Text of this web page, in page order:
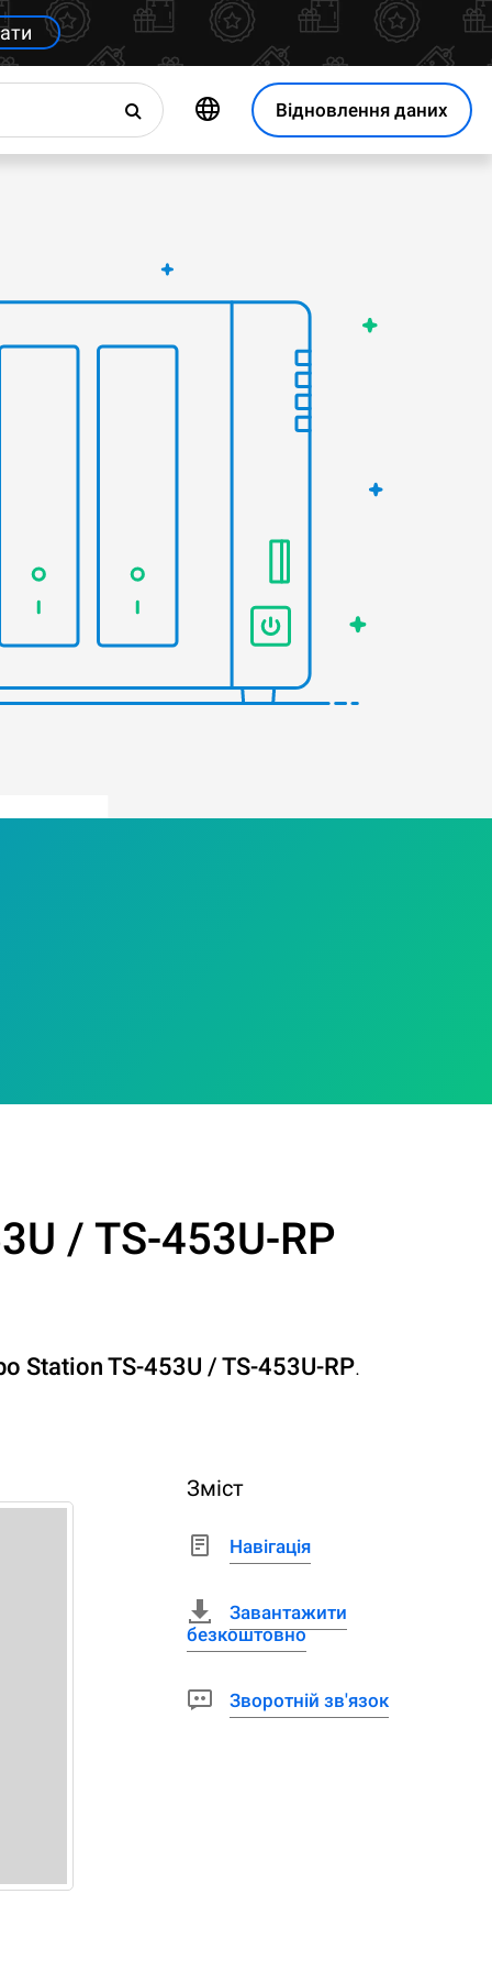
Відновлення даних
/ TS-453U-RP
Station TS-453U / TS-453U-RP.
Зміст
Навігація
Завантажити
безкоштовно
Зворотній зв'язок